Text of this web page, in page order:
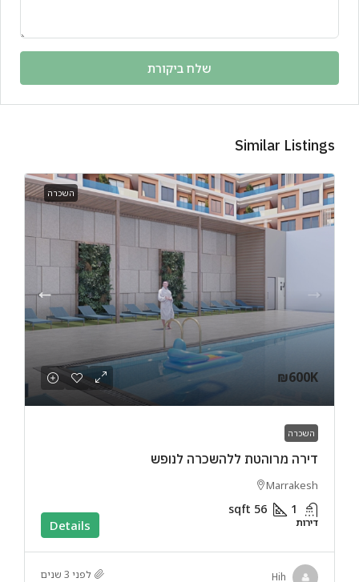
שלח ביקורת
Similar Listings
השכרה
₪600K
השכרה
דירה מרוהטת ללהשכרה לנופש
Marrakesh
1
56
sqft
דירות Details
Hih לפני 3 שנים